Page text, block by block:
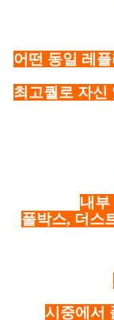
어떤 동일 레
최고퀄로 자신
내부
풀박스, 더스
시중에서